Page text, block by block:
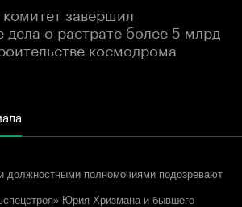
завершил
дела о растрате более 5 млрд
космодрома
должностными полномочиями подозревают
Юрия Хризмана и бывшего